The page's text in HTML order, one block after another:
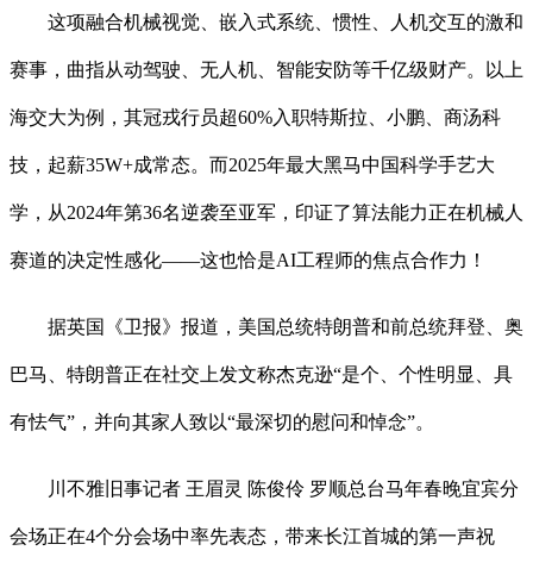
这项融合机械视觉、嵌入式系统、惯性、人机交互的激和
赛事，曲指从动驾驶、无人机、智能安防等千亿级财产。以上
海交大为例，其冠戎行员超60%入职特斯拉、小鹏、商汤科
技，起薪35W+成常态。而2025年最大黑马中国科学手艺大
学，从2024年第36名逆袭至亚军，印证了算法能力正在机械人
赛道的决定性感化——这也恰是AI工程师的焦点合作力！
据英国《卫报》报道，美国总统特朗普和前总统拜登、奥
巴马、特朗普正在社交上发文称杰克逊“是个、个性明显、具
有怯气”，并向其家人致以“最深切的慰问和悼念”。
川不雅旧事记者 王眉灵 陈俊伶 罗顺总台马年春晚宜宾分
会场正在4个分会场中率先表态，带来长江首城的第一声祝